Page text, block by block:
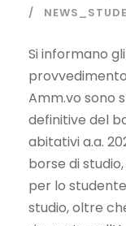
Si informano
Amm.vo sono
definitive del
abitativi a.a.
borse di
per lo
studio, oltre